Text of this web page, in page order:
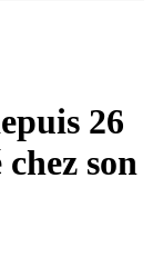
26
son